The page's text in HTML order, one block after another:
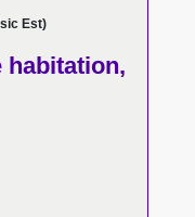
Est)